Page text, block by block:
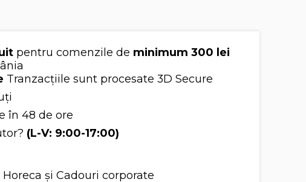
pentru comenzile de minimum 300 lei
Tranzacțiile sunt procesate 3D Secure
în 48 de ore
(L-V: 9:00-17:00)
și Cadouri corporate